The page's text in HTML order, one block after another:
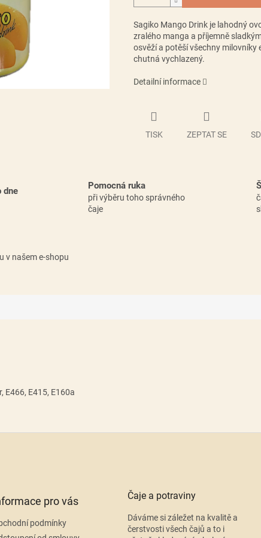
Sagiko Mango Drinkje lahodný
zralého manga a příjemně
osvěží a potěší všechny milovníky
chutná vychlazený.
Detailní informace
TISK ZEPTAT SE
dne
Pomocná ruka
při výběru toho správného
čaje
v našem e-shopu
E466, E415, E160a
pro vás
podmínky
Čaje a potraviny
Dáváme si záležet na kvalitě a
čerstvosti všech čajů a to i